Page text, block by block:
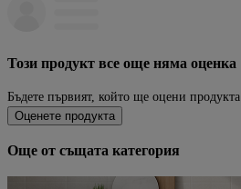
Този продукт все още няма оценка
Бъдете първият, който ще оцени продукта
Оценете продукта
Още от същата категория